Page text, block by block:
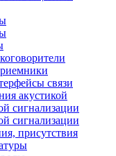
связи
акустикой
сигнализации
сигнализации
присутствия